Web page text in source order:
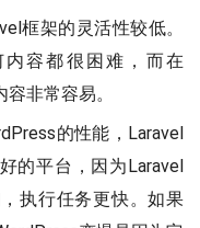
框架的灵活性较低。
容都很困难，而在
非常容易。
的性能，Laravel
的平台，因为Laravel
执行任务更快。如果